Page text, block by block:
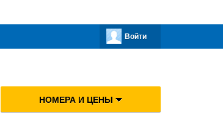
Войти
НОМЕРА И ЦЕНЫ